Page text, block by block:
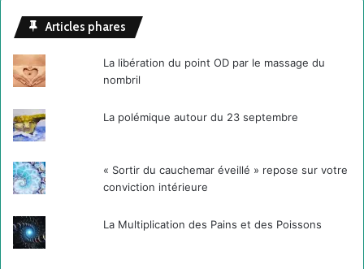
Articles phares
La libération du point OD par le massage du
nombril
La polémique autour du 23 septembre
« Sortir du cauchemar éveillé » repose sur votre
conviction intérieure
La Multiplication des Pains et des Poissons